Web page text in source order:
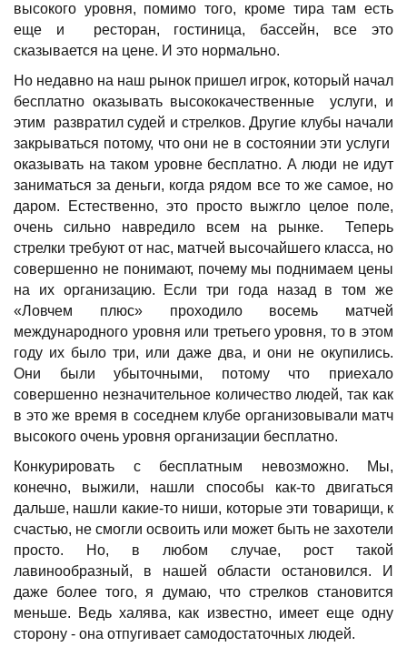
высокого уровня, помимо того, кроме тира там есть
еще и ресторан, гостиница, бассейн, все это
сказывается на цене. И это нормально.
Но недавно на наш рынок пришел игрок, который начал
бесплатно оказывать высококачественные услуги, и
этим развратил судей и стрелков. Другие клубы начали
закрываться потому, что они не в состоянии эти услуги
оказывать на таком уровне бесплатно. А люди не идут
заниматься за деньги, когда рядом все то же самое, но
даром. Естественно, это просто выжгло целое поле,
очень сильно навредило всем на рынке. Теперь
стрелки требуют от нас, матчей высочайшего класса, но
совершенно не понимают, почему мы поднимаем цены
на их организацию. Если три года назад в том же
«Ловчем плюс» проходило восемь матчей
международного уровня или третьего уровня, то в этом
году их было три, или даже два, и они не окупились.
Они были убыточными, потому что приехало
совершенно незначительное количество людей, так как
в это же время в соседнем клубе организовывали матч
высокого очень уровня организации бесплатно.
Конкурировать с бесплатным невозможно. Мы,
конечно, выжили, нашли способы как-то двигаться
дальше, нашли какие-то ниши, которые эти товарищи, к
счастью, не смогли освоить или может быть не захотели
просто. Но, в любом случае, рост такой
лавинообразный, в нашей области остановился. И
даже более того, я думаю, что стрелков становится
меньше. Ведь халява, как известно, имеет еще одну
сторону - она отпугивает самодостаточных людей.